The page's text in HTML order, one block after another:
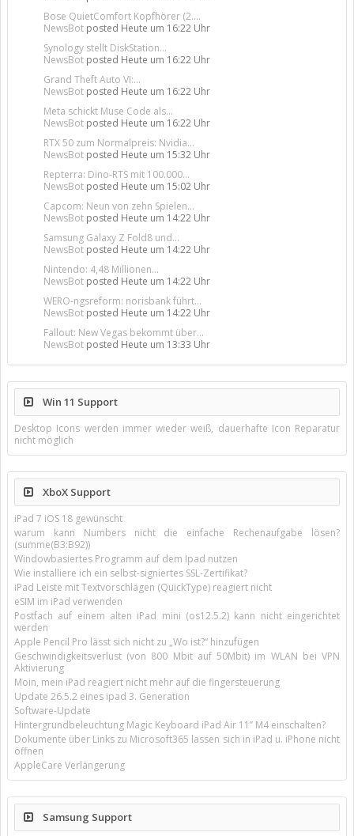
Bose QuietComfort Kopfhörer (2....
NewsBot posted Heute um 16:22 Uhr
Synology stellt DiskStation...
NewsBot posted Heute um 16:22 Uhr
Grand Theft Auto VI:...
NewsBot posted Heute um 16:22 Uhr
Meta schickt Muse Code als...
NewsBot posted Heute um 16:22 Uhr
RTX 50 zum Normalpreis: Nvidia...
NewsBot posted Heute um 15:32 Uhr
Repterra: Dino-RTS mit 100.000...
NewsBot posted Heute um 15:02 Uhr
Capcom: Neun von zehn Spielen...
NewsBot posted Heute um 14:22 Uhr
Samsung Galaxy Z Fold8 und...
NewsBot posted Heute um 14:22 Uhr
Nintendo: 4,48 Millionen...
NewsBot posted Heute um 14:22 Uhr
WERO-ngsreform: norisbank führt...
NewsBot posted Heute um 14:22 Uhr
Fallout: New Vegas bekommt über...
NewsBot posted Heute um 13:33 Uhr
Win 11 Support
Desktop Icons werden immer wieder weiß, dauerhafte Icon Reparatur
nicht möglich
XboX Support
iPad 7 iOS 18 gewünscht
warum kann Numbers nicht die einfache Rechenaufgabe lösen?
(summe(B3:B92))
Windowbasiertes Programm auf dem Ipad nutzen
Wie installiere ich ein selbst-signiertes SSL-Zertifikat?
iPad Leiste mit Textvorschlägen (QuickType) reagiert nicht
eSIM im iPad verwenden
Postfach auf einem alten iPad mini (os12.5.2) kann nicht eingerichtet
werden
Apple Pencil Pro lässt sich nicht zu „Wo ist?“ hinzufügen
Geschwindigkeitsverlust (von 800 Mbit auf 50Mbit) im WLAN bei VPN
Aktivierung
Moin, mein iPad reagiert nicht mehr auf die fingersteuerung
Update 26.5.2 eines ipad 3. Generation
Software-Update
Hintergrundbeleuchtung Magic Keyboard iPad Air 11’’ M4 einschalten?
Dokumente über Links zu Microsoft365 lassen sich in iPad u. iPhone nicht
öffnen
AppleCare Verlängerung
Samsung Support